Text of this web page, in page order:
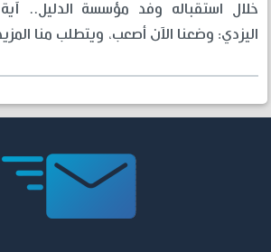
خلال استقباله وفد مؤسسة الدليل..
اليزدي: وضعنا الآن أصعب، ويتطلب منا